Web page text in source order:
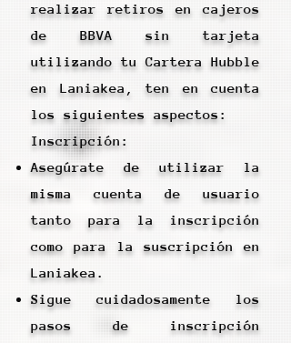
realizar retiros en cajeros
de BBVA sin tarjeta
utilizando tu Cartera Hubble
en Laniakea, ten en cuenta
los siguientes aspectos:
Inscripción:
Asegúrate de utilizar la
misma cuenta de usuario
tanto para la inscripción
como para la suscripción en
Laniakea.
Sigue cuidadosamente los
pasos de inscripción